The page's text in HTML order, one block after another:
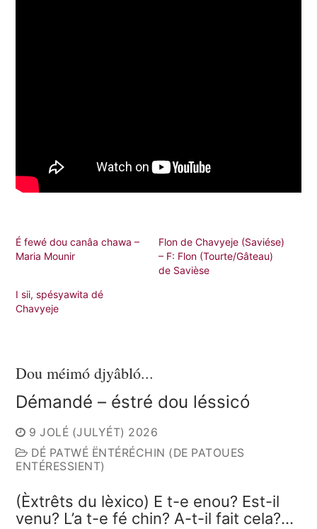
É fewé dou canâa chawa –
Maria Mounir
Flon de Chavyeje (Saviése)
– F: Flon (Tourte/Gâteau)
de Savièse
I sii, spésyawita dé
Chavyeje
Dou méimó djyâbló...
Démandé – éstré dou léssicó
9 JOLÉ (JULYÉT) 2026
DÉ PATWÉ ËNTÉRÉCHIN (DE PATOUES
ENTÉRESSIENT)
(Èxtrêts du lèxico) E t-e enou? Est-il
venu? L’a t-e fé chin? A-t-il fait cela?…